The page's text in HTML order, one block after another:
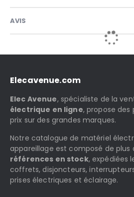
AVIS
Elecavenue.com
Elec Avenue, spécialiste de la
électrique en ligne, propose
prix sur des grandes marques.
Notre catalogue de matériel
appareillage est composé de plus
références en stock, expédiées
coffrets, disjoncteurs,
prises électriques et éclairage.